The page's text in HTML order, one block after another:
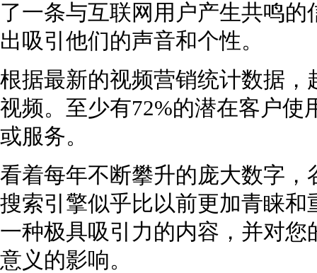
了一条与互联网用户产生共鸣
出吸引他们的声音和个性。
根据最新的视频营销统计数据
视频。至少有72%的潜在客户
或服务。
看着每年不断攀升的庞大数字
搜索引擎似乎比以前更加青睐
一种极具吸引力的内容，并对
意义的影响。